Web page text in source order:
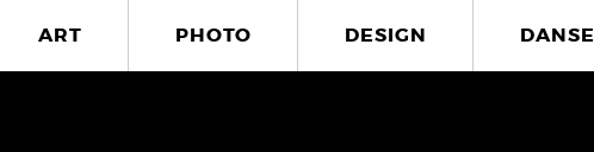
ART PHOTO DESIGN DANSE